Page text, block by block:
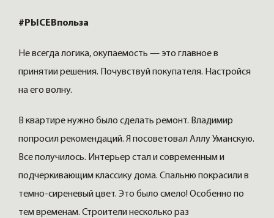
#РЫСЕВпольза
Не всегда логика, окупаемость — это главное в
принятии решения. Почувствуй покупателя. Настройся
на его волну.
В квартире нужно было сделать ремонт. Владимир
попросил рекомендаций. Я посоветовал Аллу Уманскую.
Все получилось. Интерьер стал и современным и
подчеркивающим классику дома. Спальню покрасили в
темно-сиреневый цвет. Это было смело! Особенно по
тем временам. Строители несколько раз